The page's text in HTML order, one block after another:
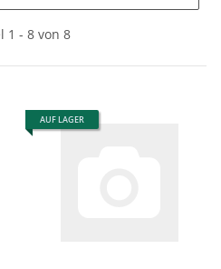
1 - 8 von 8
AUF LAGER